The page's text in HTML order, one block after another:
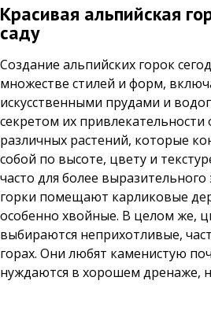
Красивая альпийская
саду
Создание альпийских горок
множестве стилей и форм,
искусственными прудами и
секретом их привлекательности
различных растений, которые
собой по высоте, цвету и
часто для более
горки помещают карликовые
особенно хвойные. В целом же,
выбираются неприхотливые,
горах. Они любят каменистую
нуждаются в хорошем дренаже,